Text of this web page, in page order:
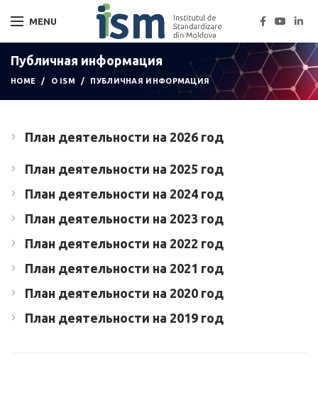
MENU
Публичная информация
HOME О ISM ПУБЛИЧНАЯ ИНФОРМАЦИЯ
План деятельности на 2026 год
План деятельности на 2025 год
План деятельности на 2024 год
План деятельности на 2023 год
План деятельности на 2022 год
План деятельности на 2021 год
План деятельности на 2020 год
План деятельности на 2019 год